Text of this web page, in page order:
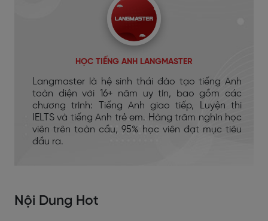
HỌC TIẾNG ANH LANGMASTER
Langmaster là hệ sinh thái đào tạo tiếng Anh
toàn diện với 16+ năm uy tín, bao gồm các
chương trình: Tiếng Anh giao tiếp, Luyện thi
IELTS và tiếng Anh trẻ em. Hàng trăm nghìn học
viên trên toàn cầu, 95% học viên đạt mục tiêu
đầu ra.
Nội Dung Hot